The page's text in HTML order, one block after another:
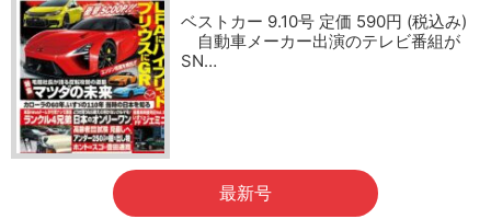
ベストカー 9.10号 定価 590円 (税込み)
自動車メーカー出演のテレビ番組が
SN…
最新号